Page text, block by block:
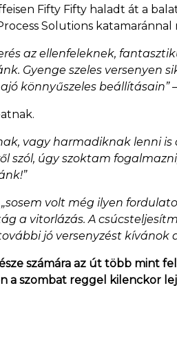
Fifty Fifty haladt át a
Solutions
az ellenfeleknek,
Gyenge szeles versenyen
könnyűszeles beállításain”
vagy harmadiknak lenni
szól, úgy szoktam
„sosem volt még ilyen
a vitorlázás. A
jó versenyzést kívánok
számára az út több mint
a szombat reggel kilenckor